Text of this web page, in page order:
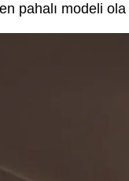
en pahalı modeli